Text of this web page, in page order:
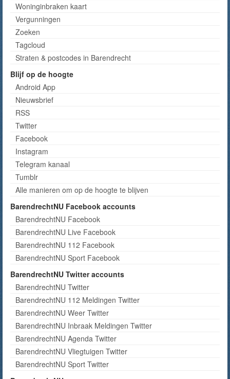
Woninginbraken kaart
Vergunningen
Zoeken
Tagcloud
Straten & postcodes in Barendrecht
Blijf op de hoogte
Android App
Nieuwsbrief
RSS
Twitter
Facebook
Instagram
Telegram kanaal
Tumblr
Alle manieren om op de hoogte te blijven
BarendrechtNU Facebook accounts
BarendrechtNU Facebook
BarendrechtNU Live Facebook
BarendrechtNU 112 Facebook
BarendrechtNU Sport Facebook
BarendrechtNU Twitter accounts
BarendrechtNU Twitter
BarendrechtNU 112 Meldingen Twitter
BarendrechtNU Weer Twitter
BarendrechtNU Inbraak Meldingen Twitter
BarendrechtNU Agenda Twitter
BarendrechtNU Vliegtuigen Twitter
BarendrechtNU Sport Twitter